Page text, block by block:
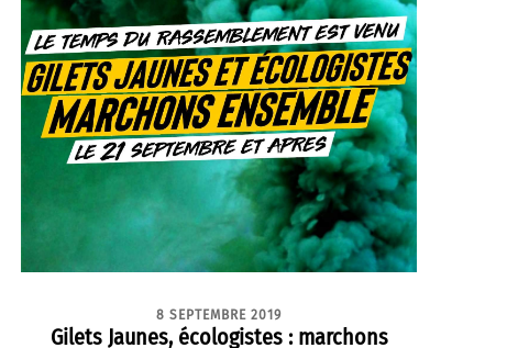
8 SEPTEMBRE 2019
Gilets Jaunes, écologistes : marchons